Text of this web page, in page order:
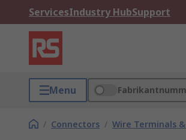
ServicesIndustry HubSupport
Menu
/ Connectors / Wire Terminals